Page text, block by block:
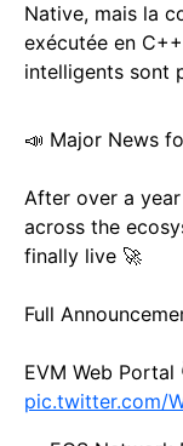
Native, mais la
exécutée en
intelligents sont
📣 Major News
After over a
across the
finally live 🚀
Full
EVM Web Portal
pic.twitter.com/